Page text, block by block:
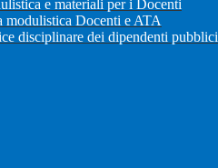
e materiali per i Docenti
modulistica Docenti e ATA
disciplinare dei dipendenti pubblici